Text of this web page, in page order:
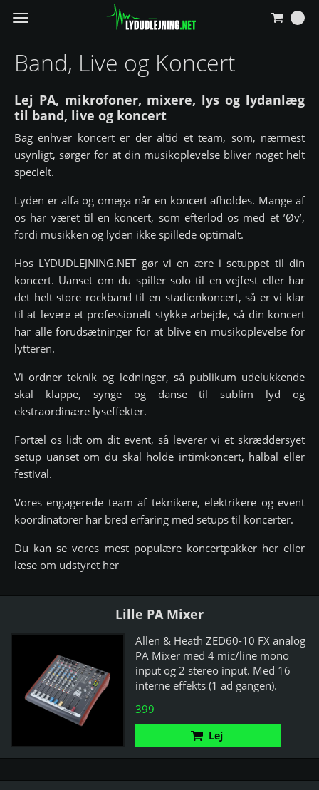
Vis
Band, Live og Koncert
Lej PA, mikrofoner, mixere, lys og lydanlæg
til band, live og koncert
Bag enhver koncert er der altid et team, som, nærmest
usynligt, sørger for at din musikoplevelse bliver noget helt
specielt.
Lyden er alfa og omega når en koncert afholdes. Mange af
os har været til en koncert, som efterlod os med et ’Øv’,
fordi musikken og lyden ikke spillede optimalt.
Hos LYDUDLEJNING.NET gør vi en ære i setuppet til din
koncert. Uanset om du spiller solo til en vejfest eller har
det helt store rockband til en stadionkoncert, så er vi klar
til at levere et professionelt stykke arbejde, så din koncert
har alle forudsætninger for at blive en musikoplevelse for
lytteren.
Vi ordner teknik og ledninger, så publikum udelukkende
skal klappe, synge og danse til sublim lyd og
ekstraordinære lyseffekter.
Fortæl os lidt om dit event, så leverer vi et skræddersyet
setup uanset om du skal holde intimkoncert, halbal eller
festival.
Vores engagerede team af teknikere, elektrikere og event
koordinatorer har bred erfaring med setups til koncerter.
Du kan se vores mest populære koncertpakker her eller
læse om udstyret her
Lille PA Mixer
Allen & Heath ZED60-10 FX analog
PA Mixer med 4 mic/line mono
input og 2 stereo input. Med 16
interne effekts (1 ad gangen).
399
Lej